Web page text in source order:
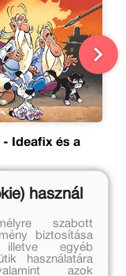
- Ideafix és a
használ
szabott
biztosítása
egyéb
használatára
azok